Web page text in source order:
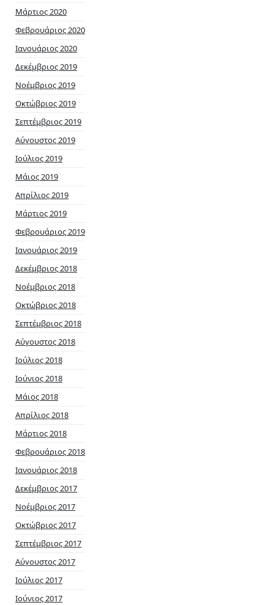
Μάρτιος 2020
Φεβρουάριος 2020
Ιανουάριος 2020
Δεκέμβριος 2019
Νοέμβριος 2019
Οκτώβριος 2019
Σεπτέμβριος 2019
Αύγουστος 2019
Ιούλιος 2019
Μάιος 2019
Απρίλιος 2019
Μάρτιος 2019
Φεβρουάριος 2019
Ιανουάριος 2019
Δεκέμβριος 2018
Νοέμβριος 2018
Οκτώβριος 2018
Σεπτέμβριος 2018
Αύγουστος 2018
Ιούλιος 2018
Ιούνιος 2018
Μάιος 2018
Απρίλιος 2018
Μάρτιος 2018
Φεβρουάριος 2018
Ιανουάριος 2018
Δεκέμβριος 2017
Νοέμβριος 2017
Οκτώβριος 2017
Σεπτέμβριος 2017
Αύγουστος 2017
Ιούλιος 2017
Ιούνιος 2017